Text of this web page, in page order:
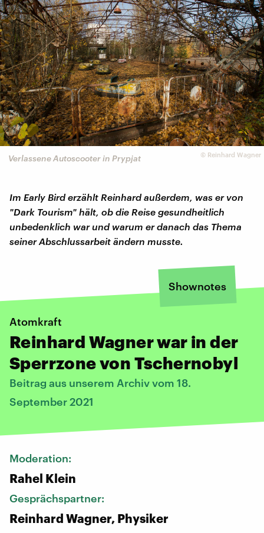
© Reinhard Wagner
Verlassene Autoscooter in Prypjat
Im Early Bird erzählt Reinhard außerdem, was er von
"Dark Tourism" hält, ob die Reise gesundheitlich
unbedenklich war und warum er danach das Thema
seiner Abschlussarbeit ändern musste.
Shownotes
Atomkraft
Reinhard Wagner war in der
Sperrzone von Tschernobyl
Beitrag aus unserem Archiv vom 18.
September 2021
Moderation:
Rahel Klein
Gesprächspartner:
Reinhard Wagner, Physiker